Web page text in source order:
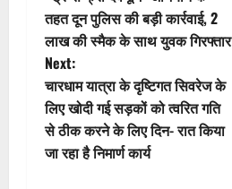
o
s
t
n
a
तहत दून पुलिस की बड़ी कार्रवाई, 2
लाख की स्मैक के साथ युवक गिरफ्तार
Next:
चारधाम यात्रा के दृष्टिगत सिवरेज के
लिए खोदी गई सड़कों को त्वरित गति
से ठीक करने के लिए दिन- रात किया
जा रहा है निमार्ण कार्य